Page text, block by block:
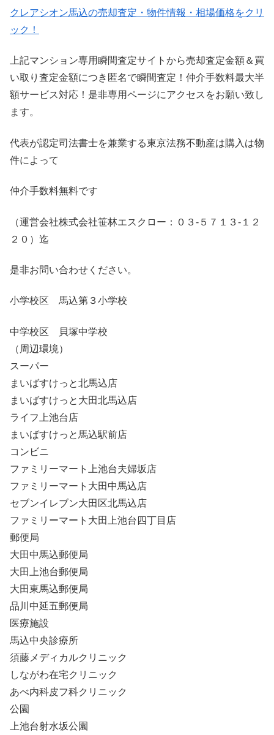
クレアシオン馬込の売却査定・物件情報・相場価格をクリ
ック！
上記マンション専用瞬間査定サイトから売却査定金額＆買
い取り査定金額につき匿名で瞬間査定！仲介手数料最大半
額サービス対応！是非専用ページにアクセスをお願い致し
ます。
代表が認定司法書士を兼業する東京法務不動産は購入は物
件によって
仲介手数料無料です
（運営会社株式会社笹林エスクロー：０３-５７１３-１２
２０）迄
是非お問い合わせください。
小学校区 馬込第３小学校
中学校区 貝塚中学校
（周辺環境）
スーパー
まいばすけっと北馬込店
まいばすけっと大田北馬込店
ライフ上池台店
まいばすけっと馬込駅前店
コンビニ
ファミリーマート上池台夫婦坂店
ファミリーマート大田中馬込店
セブンイレブン大田区北馬込店
ファミリーマート大田上池台四丁目店
郵便局
大田中馬込郵便局
大田上池台郵便局
大田東馬込郵便局
品川中延五郵便局
医療施設
馬込中央診療所
須藤メディカルクリニック
しながわ在宅クリニック
あべ内科皮フ科クリニック
公園
上池台射水坂公園